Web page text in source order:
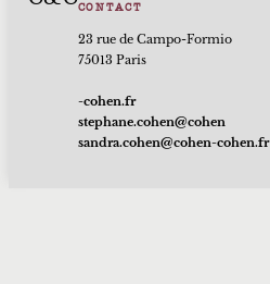
CONTACT
23 rue de Campo-Formio
75013 Paris
rf.nehoc-
nehoc@nehoc.enahpets
rf.nehoc-nehoc@nehoc.ardnas